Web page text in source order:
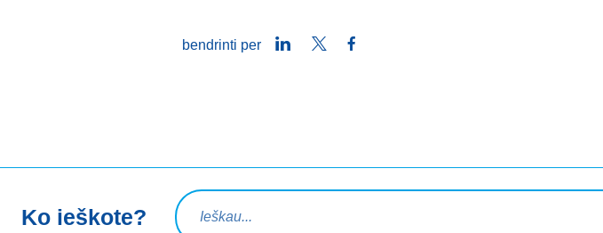
bendrinti per LinkedInTwitter
Ko ieškote?
Paieškos užklausa